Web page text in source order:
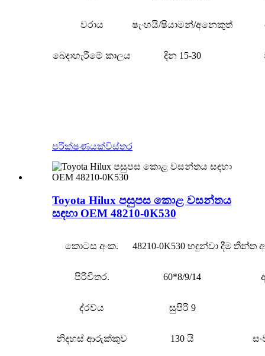
වරාය ෂැංහයි/ෂියාමන්/අනෙකුත්
බෙදාහැරීමේ කාලය දින 15-30
පරීක්ෂණයක්විස්තර
Toyota Hilux පසුපස කොළ වසන්තය
සඳහා OEM 48210-0K530
කොටස අංක. 48210-0K530 හඳුන්වා දීම තීන්ත
පිරිවිතර. 60*8/9/14
ද්රව්ය සුපිරි 9
නිදහස් ආරුක්කුව 130 යි